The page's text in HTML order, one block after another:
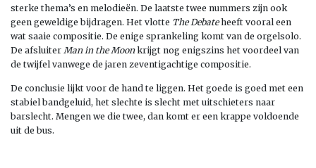
sterke thema’s en melodieën. De laatste twee nummers zijn ook
geen geweldige bijdragen. Het vlotte The Debateheeft vooral een
wat saaie compositie. De enige sprankeling komt van de orgelsolo.
De afsluiter Man in the Moonkrijgt nog enigszins het voordeel van
de twijfel vanwege de jaren zeventigachtige compositie.
De conclusie lijkt voor de hand te liggen. Het goede is goed met een
stabiel bandgeluid, het slechte is slecht met uitschieters naar
barslecht. Mengen we die twee, dan komt er een krappe voldoende
uit de bus.